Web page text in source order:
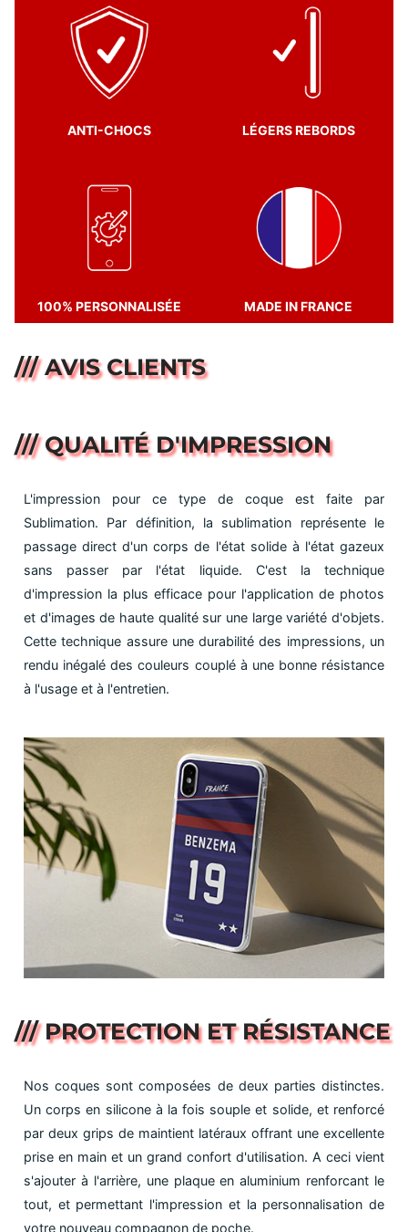
ANTI-CHOCS LÉGERS REBORDS
100% PERSONNALISÉE MADE IN FRANCE
/// AVIS CLIENTS
/// QUALITÉ D'IMPRESSION
L'impression pour ce type de coque est faite par
Sublimation. Par définition, la sublimation représente le
passage direct d'un corps de l'état solide à l'état gazeux
sans passer par l'état liquide. C'est la technique
d'impression la plus efficace pour l'application de photos
et d'images de haute qualité sur une large variété d'objets.
Cette technique assure une durabilité des impressions, un
rendu inégalé des couleurs couplé à une bonne résistance
à l'usage et à l'entretien.
/// PROTECTION ET RÉSISTANCE
Nos coques sont composées de deux parties distinctes.
Un corps en silicone à la fois souple et solide, et renforcé
par deux grips de maintient latéraux offrant une excellente
prise en main et un grand confort d'utilisation. A ceci vient
s'ajouter à l'arrière, une plaque en aluminium renforcant le
tout, et permettant l'impression et la personnalisation de
votre nouveau compagnon de poche.